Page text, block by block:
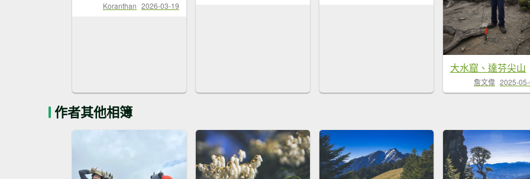
Koranthan 2026-03-19
大水窟、達芬尖山
詹文偉 2025-
作者其他相簿